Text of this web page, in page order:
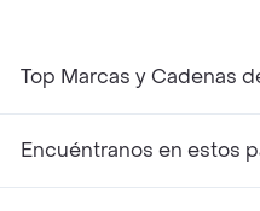
Top Marcas y Cadenas
Encuéntranos en estos